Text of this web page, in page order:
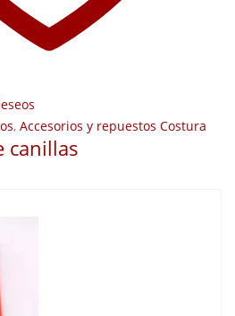
, Accesorios y repuestos Costura
canillas